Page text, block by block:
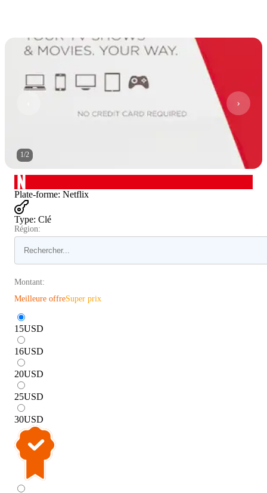
1/2
Plate-forme: Netflix
Type: Clé
Région:
Montant:
Meilleure offreSuper prix
15USD
16USD
20USD
25USD
30USD